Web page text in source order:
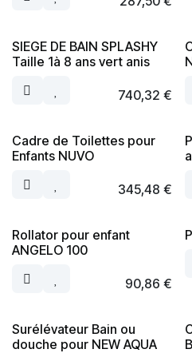
SIEGE DE BAIN SPLASHY
Taille 1à 8 ans vert anis
740,32 €
Cadre de Toilettes pour
Enfants NUVO
345,48 €
Rollator pour enfant
ANGELO 100
90,86 €
Surélévateur Bain ou
douche pour NEW AQUA